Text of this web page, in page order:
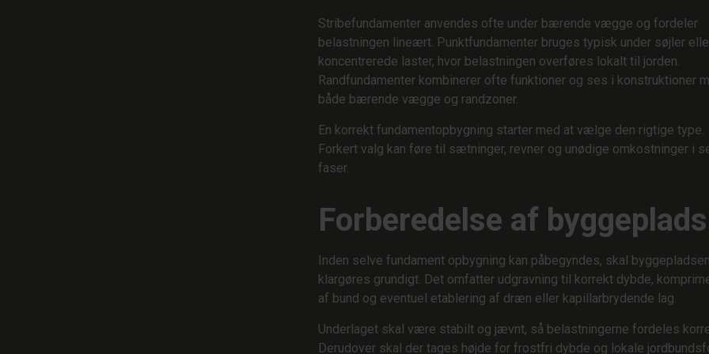
Stribefundamenter anvendes ofte under bærende vægge og fordeler
belastningen lineært. Punktfundamenter bruges typisk under søjler
koncentrerede laster, hvor belastningen overføres lokalt til jorden.
Randfundamenter kombinerer ofte funktioner og ses i konstruktioner
både bærende vægge og randzoner.
En korrekt fundamentopbygning starter med at vælge den rigtige type.
Forkert valg kan føre til sætninger, revner og unødige omkostninger i
faser.
Forberedelse af byggeplads
Inden selve fundament opbygning kan påbegyndes, skal byggepladsen
klargøres grundigt. Det omfatter udgravning til korrekt dybde,
af bund og eventuel etablering af dræn eller kapillarbrydende lag.
Underlaget skal være stabilt og jævnt, så belastningerne fordeles
Derudover skal der tages højde for frostfri dybde og lokale